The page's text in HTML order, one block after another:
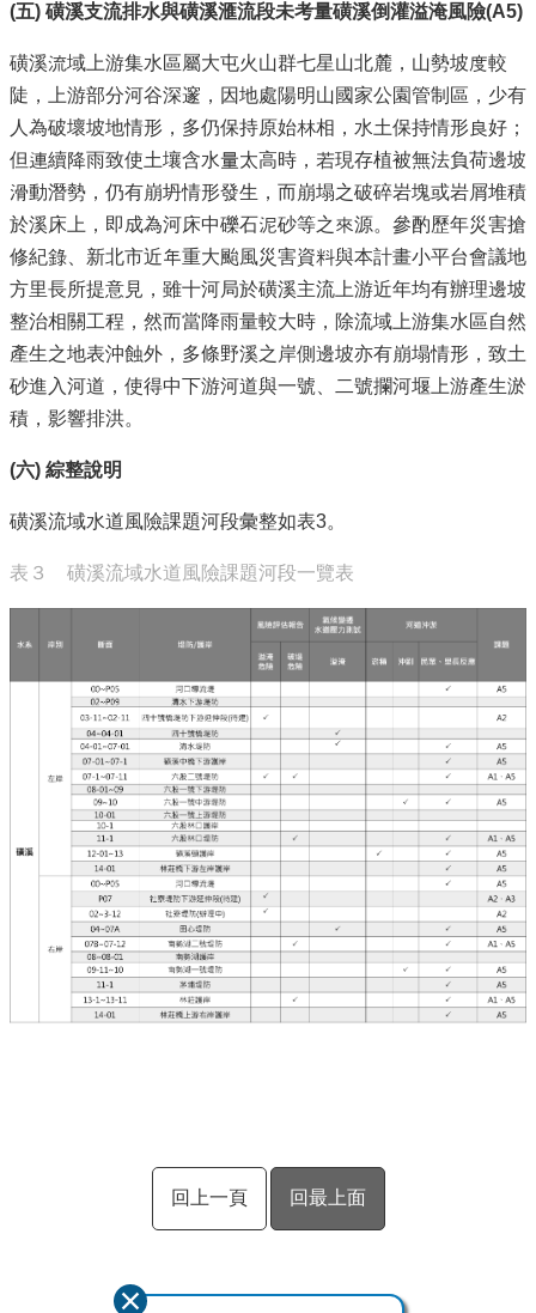
(五) 磺溪支流排水與磺溪滙流段未考量磺溪倒灌溢淹風險(A5)
磺溪流域上游集水區屬大屯火山群七星山北麓，山勢坡度較
陡，上游部分河谷深邃，因地處陽明山國家公園管制區，少有
人為破壞坡地情形，多仍保持原始林相，水土保持情形良好；
但連續降雨致使土壤含水量太高時，若現存植被無法負荷邊坡
滑動潛勢，仍有崩坍情形發生，而崩塌之破碎岩塊或岩屑堆積
於溪床上，即成為河床中礫石泥砂等之來源。參酌歷年災害搶
修紀錄、新北市近年重大颱風災害資料與本計畫小平台會議地
方里長所提意見，雖十河局於磺溪主流上游近年均有辦理邊坡
整治相關工程，然而當降雨量較大時，除流域上游集水區自然
產生之地表沖蝕外，多條野溪之岸側邊坡亦有崩塌情形，致土
砂進入河道，使得中下游河道與一號、二號攔河堰上游產生淤
積，影響排洪。
(六) 綜整說明
磺溪流域水道風險課題河段彙整如表3。
表３ 磺溪流域水道風險課題河段一覽表
回上一頁 回最上面